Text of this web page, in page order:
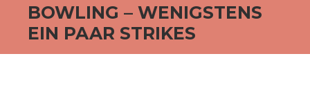
BOWLING – WENIGSTENS
EIN PAAR STRIKES